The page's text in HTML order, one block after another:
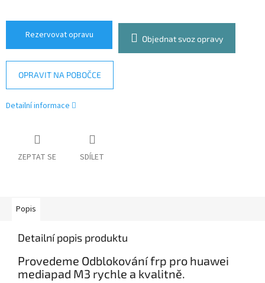
cena:
Rezervovat opravu Objednat svoz opravy
OPRAVIT NA POBOČCE
Detailní informace
ZEPTAT SE SDÍLET
Popis
Detailní popis produktu
Provedeme Odblokování frp pro huawei
mediapad M3 rychle a kvalitně.